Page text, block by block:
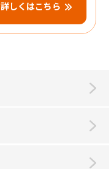
詳しくはこちら